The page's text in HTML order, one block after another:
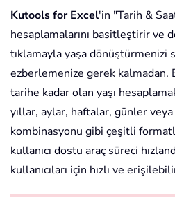
Kutools for Excel'in "Tarih &
hesaplamalarını basitleştirir ve
tıklamayla yaşa dönüştürmenizi
ezberlemenize gerek
tarihe kadar olan yaşı
yıllar, aylar, haftalar, günler
kombinasyonu gibi çeşitli
kullanıcı dostu araç süreci
kullanıcıları için hızlı ve